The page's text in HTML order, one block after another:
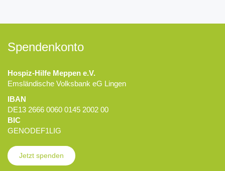
Spendenkonto
Hospiz-Hilfe Meppen e.V.
Emsländische Volksbank eG Lingen
IBAN
DE13 2666 0060 0145 2002 00
BIC
GENODEF1LIG
Jetzt spenden